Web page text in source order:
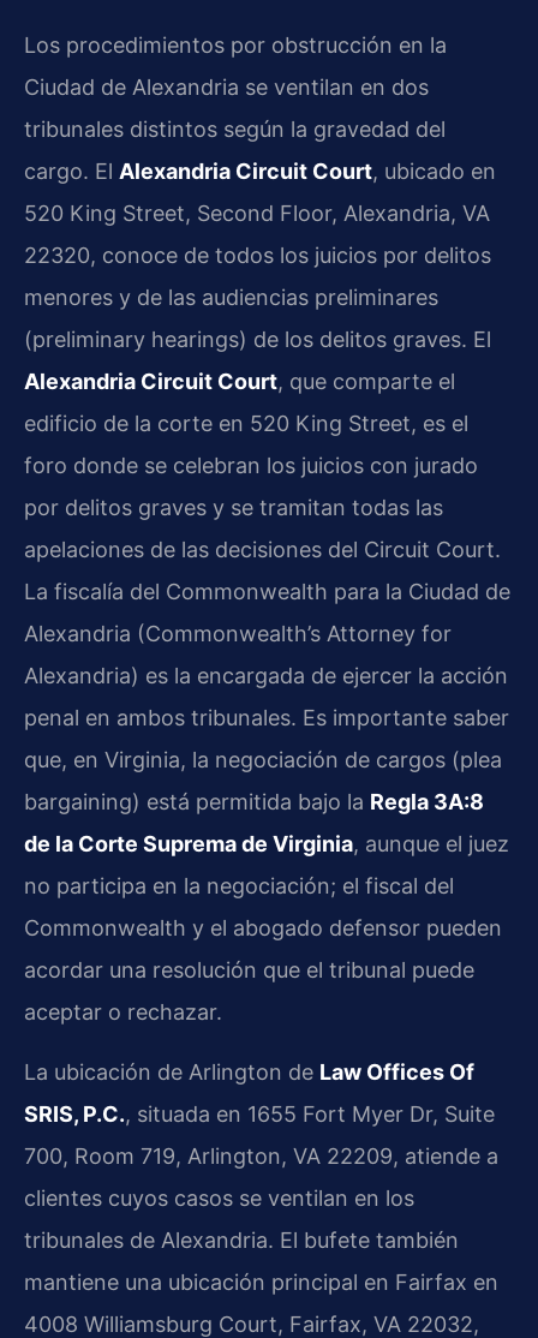
Los procedimientos por obstrucción en la
Ciudad de Alexandria se ventilan en dos
tribunales distintos según la gravedad del
cargo. El Alexandria Circuit Court, ubicado en
520 King Street, Second Floor, Alexandria, VA
22320, conoce de todos los juicios por delitos
menores y de las audiencias preliminares
(preliminary hearings) de los delitos graves. El
Alexandria Circuit Court, que comparte el
edificio de la corte en 520 King Street, es el
foro donde se celebran los juicios con jurado
por delitos graves y se tramitan todas las
apelaciones de las decisiones del Circuit Court.
La fiscalía del Commonwealth para la Ciudad de
Alexandria (Commonwealth’s Attorney for
Alexandria) es la encargada de ejercer la acción
penal en ambos tribunales. Es importante saber
que, en Virginia, la negociación de cargos (plea
bargaining) está permitida bajo la Regla 3A:8
de la Corte Suprema de Virginia, aunque el juez
no participa en la negociación; el fiscal del
Commonwealth y el abogado defensor pueden
acordar una resolución que el tribunal puede
aceptar o rechazar.
La ubicación de Arlington de Law Offices Of
SRIS, P.C., situada en 1655 Fort Myer Dr, Suite
700, Room 719, Arlington, VA 22209, atiende a
clientes cuyos casos se ventilan en los
tribunales de Alexandria. El bufete también
mantiene una ubicación principal en Fairfax en
4008 Williamsburg Court, Fairfax, VA 22032,